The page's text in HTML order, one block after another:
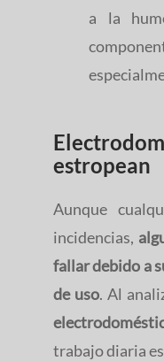
a la
estropean
Aunque
incidencias,
fallar debido a
de uso. Al
trabajo diaria